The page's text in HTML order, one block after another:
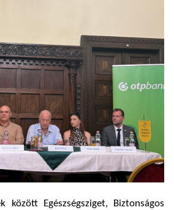
Egészségsziget, Biztonságos